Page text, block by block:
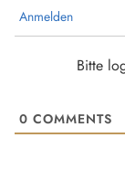
Anmelden
Bitte
0 COMMENTS